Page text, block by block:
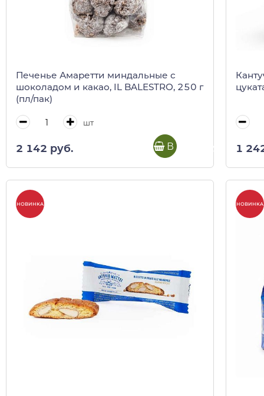
Печенье Амаретти миндальные с
шоколадом и какао, IL BALESTRO, 250 г
(пл/пак)
шт
2 142 руб. В корзину 1
НОВИНКА НОВИНКА